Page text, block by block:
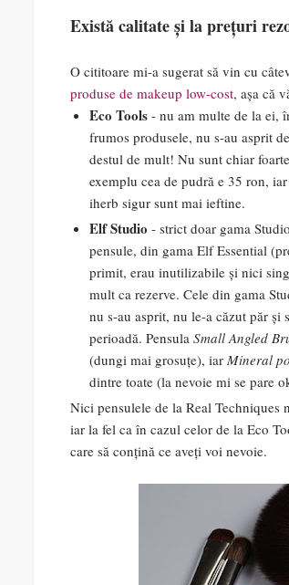
Există calitate și la prețuri
O cititoare mi-a sugerat să vin cu
produse de makeup low-cost, așa că
Eco Tools - nu am multe de la ei,
frumos produsele, nu s-au asprit
destul de mult! Nu sunt chiar
exemplu cea de pudră e 35 ron,
iherb sigur sunt mai ieftine.
Elf Studio - strict doar gama
pensule, din gama Elf Essential
primit, erau inutilizabile și nici
mult ca rezerve. Cele din gama
nu s-au asprit, nu le-a căzut păr
perioadă. Pensula Small Angled
(dungi mai grosuțe), iar Mineral
dintre toate (la nevoie mi se pare
Nici pensulele de la Real
iar la fel ca în cazul celor de la Eco
care să conțină ce aveți voi nevoie.